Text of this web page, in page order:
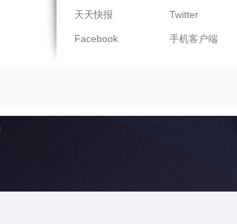
天天快报 Twitter
Facebook 手机客户端